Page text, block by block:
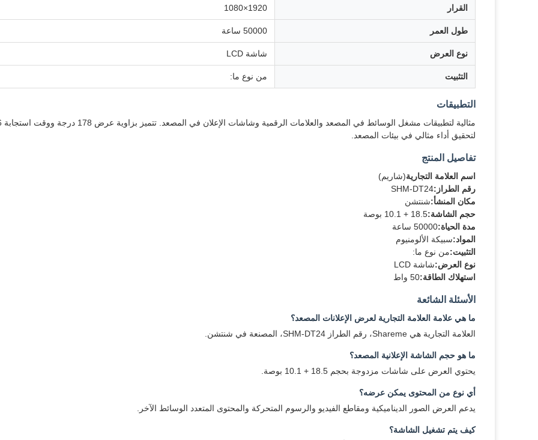
القرار 1920×1080
طول العمر 50000 ساعة
نوع العرض شاشة LCD
التثبيت من نوع ما:
التطبيقات
لتحقيق أداء مثالي في بيئات المصعد.
تفاصيل المنتج
اسم العلامة التجارية(شاريم)
رقم الطراز:SHM-DT24
مكان المنشأ:شنتشن
حجم الشاشة:18.5 + 10.1 بوصة
مدة الحياة:50000 ساعة
المواد:سبيكة الألومنيوم
التثبيت:من نوع ما:
نوع العرض:شاشة LCD
استهلاك الطاقة:50 واط
الأسئلة الشائعة
ما هي علامة العلامة التجارية لعرض الإعلانات المصعد؟
العلامة التجارية هي Shareme، رقم الطراز SHM-DT24، المصنعة في شنتشن.
ما هو حجم الشاشة الإعلانية المصعد؟
يحتوي العرض على شاشات مزدوجة بحجم 18.5 + 10.1 بوصة.
أي نوع من المحتوى يمكن عرضه؟
يدعم العرض الصور الديناميكية ومقاطع الفيديو والرسوم المتحركة والمحتوى المتعدد الوسائط الآخر.
كيف يتم تشغيل الشاشة؟